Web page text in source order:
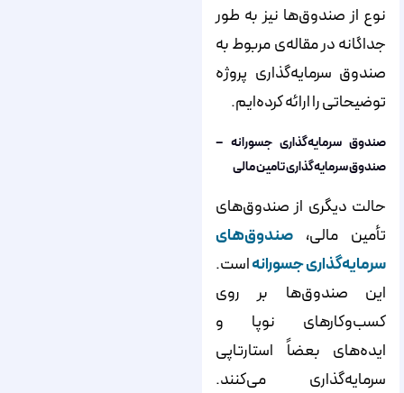
نوع از صندوق‌‌‌‌‌‌‌‌‌‌‌‌‌‌‌‌‌‌‌‌‌‌‌‌‌‌‌‌‌‌‌‌‌‌‌‌‌‌‌‌‌‌‌‌‌‌‌‌‌‌‌‌‌‌‌‌‌‌‌‌‌‌‌‌‌‌‌‌‌‌‌‌‌‌‌‌‌ها نیز به طور
جداگانه در مقاله‌‌‌‌‌‌‌‌‌‌‌‌‌‌‌‌‌‌‌‌‌‌‌‌‌‌‌‌‌‌‌‌‌‌‌‌‌‌‌‌‌‌‌‌‌‌‌‌‌‌‌‌‌‌‌‌‌‌‌‌‌‌‌‌‌‌‌‌‌‌‌‌‌‌‌‌‌ی مربوط به
صندوق سرمایه‌‌‌‌‌‌‌‌‌‌‌‌‌‌‌‌‌‌‌‌‌‌‌‌‌‌‌‌‌‌‌‌‌‌‌‌‌‌‌‌‌‌‌‌‌‌‌‌‌‌‌‌‌‌‌‌‌‌‌‌‌‌‌‌‌‌‌‌‌‌‌‌‌‌‌‌‌گذاری پروژه
توضیحاتی را ارائه کرده‌‌‌‌‌‌‌‌‌‌‌‌‌‌‌‌‌‌‌‌‌‌‌‌‌‌‌‌‌‌‌‌‌‌‌‌‌‌‌‌‌‌‌‌‌‌‌‌‌‌‌‌‌‌‌‌‌‌‌‌‌‌‌‌‌‌‌‌‌‌‌‌‌‌‌‌‌ایم.
صندوق سرمایه‌‌‌‌‌‌‌‌‌‌‌‌‌‌‌‌‌‌‌‌‌‌‌‌‌‌‌‌‌‌‌‌‌‌‌‌‌‌‌‌‌‌‌‌‌‌‌‌‌‌‌‌‌‌‌‌‌‌‌‌‌‌‌‌‌‌‌‌‌‌‌‌‌‌‌‌‌گذاری جسورانه –
صندوق سرمایه‌گذاری تامین مالی
حالت دیگری از صندوق‌‌‌‌‌‌‌‌‌‌‌‌‌‌‌‌‌‌‌‌‌‌‌‌‌‌‌‌‌‌‌‌‌‌‌‌‌‌‌‌‌‌‌‌‌‌‌‌‌‌‌‌‌‌‌‌‌‌‌‌‌‌‌‌‌‌‌‌‌‌‌‌‌‌‌‌‌های
تأمین مالی، صندوق‌‌‌‌‌‌‌‌‌‌‌‌‌‌‌‌‌‌‌‌‌‌‌‌‌‌‌‌‌‌‌‌‌‌‌‌‌‌‌‌‌‌‌‌‌‌‌‌‌‌‌‌‌‌‌‌‌‌‌‌‌‌‌‌‌‌‌‌‌‌‌‌‌‌‌‌‌های
سرمایه‌‌‌‌‌‌‌‌‌‌‌‌‌‌‌‌‌‌‌‌‌‌‌‌‌‌‌‌‌‌‌‌‌‌‌‌‌‌‌‌‌‌‌‌‌‌‌‌‌‌‌‌‌‌‌‌‌‌‌‌‌‌‌‌‌‌‌‌‌‌‌‌‌‌‌‌‌گذاری جسورانهاست.
این صندوق‌‌‌‌‌‌‌‌‌‌‌‌‌‌‌‌‌‌‌‌‌‌‌‌‌‌‌‌‌‌‌‌‌‌‌‌‌‌‌‌‌‌‌‌‌‌‌‌‌‌‌‌‌‌‌‌‌‌‌‌‌‌‌‌‌‌‌‌‌‌‌‌‌‌‌‌‌ها بر روی
کسب‌‌‌‌‌‌‌‌‌‌‌‌‌‌‌‌‌‌‌‌‌‌‌‌‌‌‌‌‌‌‌‌‌‌‌‌‌‌‌‌‌‌‌‌‌‌‌‌‌‌‌‌‌‌‌‌‌‌‌‌‌‌‌‌‌‌‌‌‌‌‌‌‌‌‌‌‌وکارهای نوپا و
ایده‌‌‌‌‌‌‌‌‌‌‌‌‌‌‌‌‌‌‌‌‌‌‌‌‌‌‌‌‌‌‌‌‌‌‌‌‌‌‌‌‌‌‌‌‌‌‌‌‌‌‌‌‌‌‌‌‌‌‌‌‌‌‌‌‌‌‌‌‌‌‌‌‌‌‌‌‌های بعضاً استارتاپی
سرمایه‌‌‌‌‌‌‌‌‌‌‌‌‌‌‌‌‌‌‌‌‌‌‌‌‌‌‌‌‌‌‌‌‌‌‌‌‌‌‌‌‌‌‌‌‌‌‌‌‌‌‌‌‌‌‌‌‌‌‌‌‌‌‌‌‌‌‌‌‌‌‌‌‌‌‌‌‌گذاری می‌‌‌‌‌‌‌‌‌‌‌‌‌‌‌‌‌‌‌‌‌‌‌‌‌‌‌‌‌‌‌‌‌‌‌‌‌‌‌‌‌‌‌‌‌‌‌‌‌‌‌‌‌‌‌‌‌‌‌‌‌‌‌‌‌‌‌‌‌‌‌‌‌‌‌‌‌کنند.